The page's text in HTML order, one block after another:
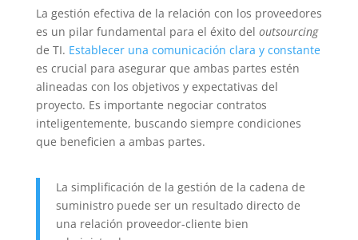
La gestión efectiva de la relación con los proveedores
es un pilar fundamental para el éxito del outsourcing
de TI. Establecer una comunicación clara y constante
es crucial para asegurar que ambas partes estén
alineadas con los objetivos y expectativas del
proyecto. Es importante negociar contratos
inteligentemente, buscando siempre condiciones
que beneficien a ambas partes.
La simplificación de la gestión de la cadena de
suministro puede ser un resultado directo de
una relación proveedor-cliente bien